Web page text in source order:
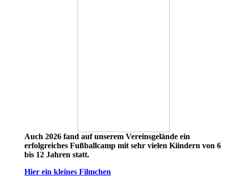
Auch 2026 fand auf unserem Vereinsgelände ein
erfolgreiches Fußballcamp mit sehr vielen Kiindern von 6
bis 12 Jahren statt.
Hier ein kleines Filmchen